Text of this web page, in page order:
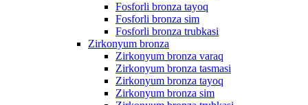
Fosforli bronza tayoq
Fosforli bronza sim
Fosforli bronza trubkasi
Zirkonyum bronza
Zirkonyum bronza varaq
Zirkonyum bronza tasmasi
Zirkonyum bronza tayoq
Zirkonyum bronza sim